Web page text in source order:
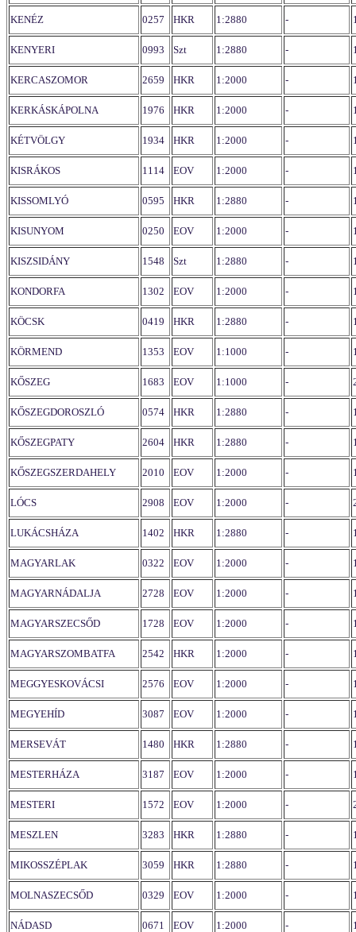
KENÉZ 0257 HKR 1:2880 -
KENYERI 0993 Szt 1:2880 -
KERCASZOMOR 2659 HKR 1:2000 -
KERKÁSKÁPOLNA 1976 HKR 1:2000 -
KÉTVÖLGY 1934 HKR 1:2000 -
KISRÁKOS 1114 EOV 1:2000 -
KISSOMLYÓ 0595 HKR 1:2880 -
KISUNYOM 0250 EOV 1:2000 -
KISZSIDÁNY 1548 Szt 1:2880 -
KONDORFA 1302 EOV 1:2000 -
KÖCSK 0419 HKR 1:2880 -
KÖRMEND 1353 EOV 1:1000 -
KŐSZEG 1683 EOV 1:1000 -
KŐSZEGDOROSZLÓ 0574 HKR 1:2880 -
KŐSZEGPATY 2604 HKR 1:2880 -
KŐSZEGSZERDAHELY 2010 EOV 1:2000 -
LÓCS 2908 EOV 1:2000 -
LUKÁCSHÁZA 1402 HKR 1:2880 -
MAGYARLAK 0322 EOV 1:2000 -
MAGYARNÁDALJA 2728 EOV 1:2000 -
MAGYARSZECSŐD 1728 EOV 1:2000 -
MAGYARSZOMBATFA 2542 HKR 1:2000 -
MEGGYESKOVÁCSI 2576 EOV 1:2000 -
MEGYEHÍD 3087 EOV 1:2000 -
MERSEVÁT 1480 HKR 1:2880 -
MESTERHÁZA 3187 EOV 1:2000 -
MESTERI 1572 EOV 1:2000 -
MESZLEN 3283 HKR 1:2880 -
MIKOSSZÉPLAK 3059 HKR 1:2880 -
MOLNASZECSŐD 0329 EOV 1:2000 -
NÁDASD 0671 EOV 1:2000 -